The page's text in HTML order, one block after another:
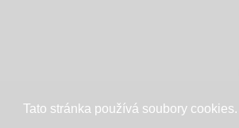
Tato stránka používá soubory cookies.